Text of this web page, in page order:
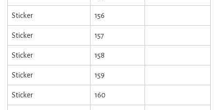
Sticker 156
Sticker 157
Sticker 158
Sticker 159
Sticker 160